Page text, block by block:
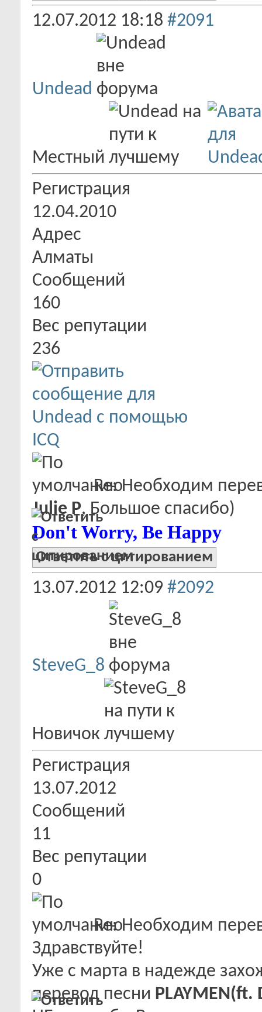
12.07.2012 18:18 #2091
Undead
Местный
Регистрация
12.04.2010
Адрес
Алматы
Сообщений
160
Вес репутации
236
Re: Необходим
Julie P, Большое спасибо)
Don't Worry, Be Happy
Ответить с цитированием
13.07.2012 12:09 #2092
SteveG_8
Новичок
Регистрация
13.07.2012
Сообщений
11
Вес репутации
0
Re: Необходим
Здравствуйте!
Уже с марта в надежде
перевод песни PLAYMEN(ft.